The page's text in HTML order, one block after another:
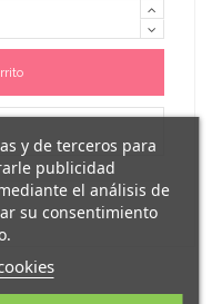
y de terceros para
publicidad
el análisis de
su consentimiento